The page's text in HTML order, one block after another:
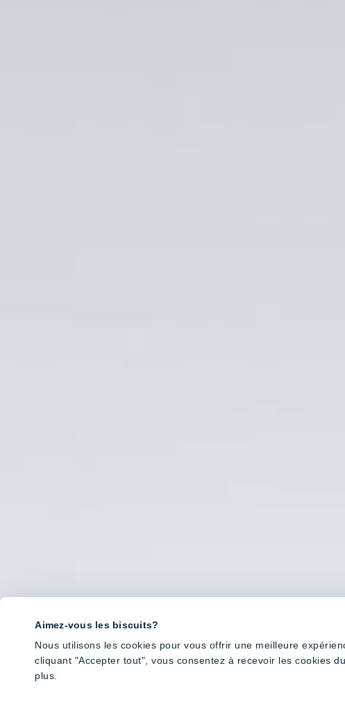
Aimez-vous les biscuits?
Nous utilisons les cookies pour vous offrir une meilleure
cliquant "Accepter tout", vous consentez à recevoir les cookies
plus.